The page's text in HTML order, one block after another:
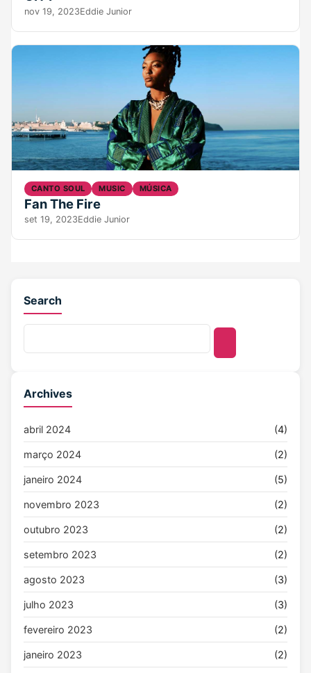
nov 19, 2023Eddie Junior
CANTO SOUL MUSIC MÚSICA
Fan The Fire
set 19, 2023Eddie Junior
Search
Archives
abril 2024 (4)
março 2024 (2)
janeiro 2024 (5)
novembro 2023 (2)
outubro 2023 (2)
setembro 2023 (2)
agosto 2023 (3)
julho 2023 (3)
fevereiro 2023 (2)
janeiro 2023 (2)